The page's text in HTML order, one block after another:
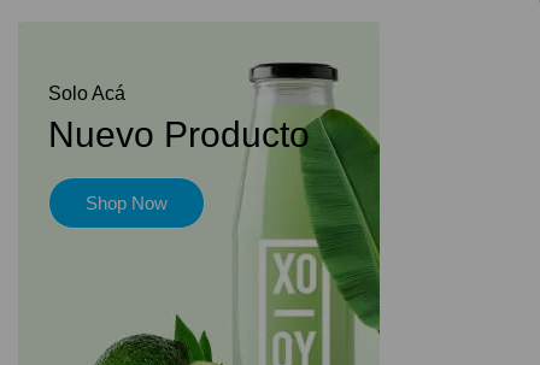
Solo Acá
Nuevo Producto
Shop Now